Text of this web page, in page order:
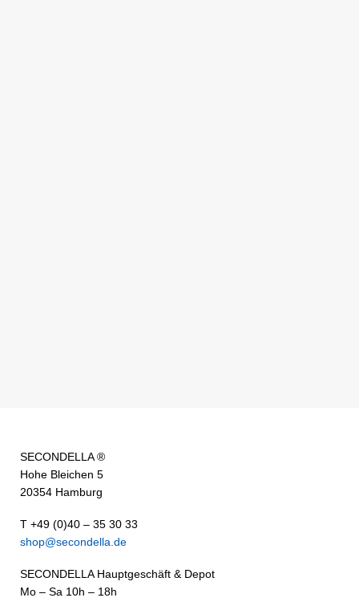
SECONDELLA ®
Hohe Bleichen 5
20354 Hamburg
T +49 (0)40 – 35 30 33
shop@secondella.de
SECONDELLA Hauptgeschäft & Depot
Mo – Sa 10h – 18h